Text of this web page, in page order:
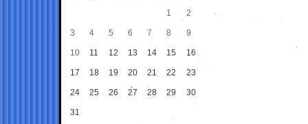
1
2
3 4 5 6 7 8 9
10 11 12 13 14 15 16
17 18 19 20 21 22 23
24 25 26 27 28 29 30
31